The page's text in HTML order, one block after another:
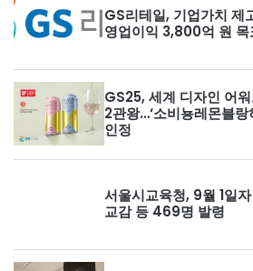
GS리테일, 기업가치
영업이익 3,800억 원 목
GS25, 세계 디자인 어
2관왕…‘소비뇽레몬블랑
인정
서울시교육청, 9월 1일
교감 등 469명 발령